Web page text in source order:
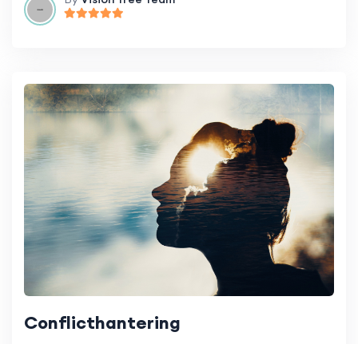
Conflicthantering